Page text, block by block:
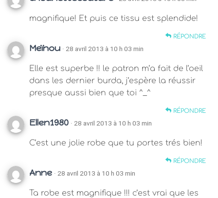
magnifique! Et puis ce tissu est splendide!
RÉPONDRE
Meïnou · 28 avril 2013 à 10 h 03 min
Elle est superbe !! le patron m’a fait de l’oeil
dans les dernier burda, j’espère la réussir
presque aussi bien que toi ^_^
RÉPONDRE
Ellen1980 · 28 avril 2013 à 10 h 03 min
C’est une jolie robe que tu portes trés bien!
RÉPONDRE
Anne · 28 avril 2013 à 10 h 03 min
Ta robe est magnifique !!! c’est vrai que les